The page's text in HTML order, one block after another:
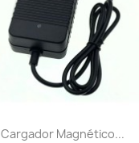
Vista rápida
Cargador Magnético...